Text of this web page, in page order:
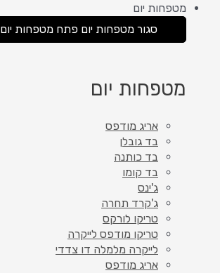
מטפחות יום
סגור מטפחות יום פתח מטפחות יום
מטפחות יום
אריג מודפס
בד גובלן
בד כותנה
בד קומו
ג'ינס
ג'קרד תחרה
טריקו לורקס
טריקו מודפס לייקרה
לייקרה מלמלה דו צדדי
אריג מודפס